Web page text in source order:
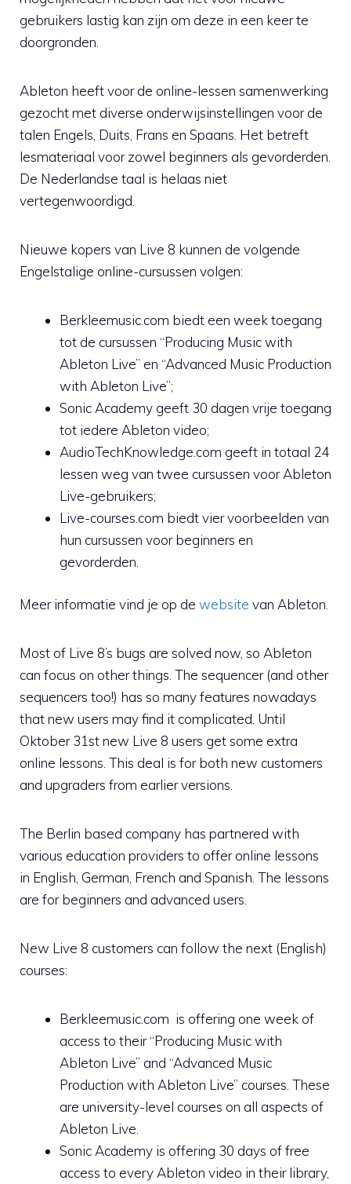
gebruikers lastig kan zijn om deze in een keer te
doorgronden.
Ableton heeft voor de online-lessen samenwerking
gezocht met diverse onderwijsinstellingen voor de
talen Engels, Duits, Frans en Spaans. Het betreft
lesmateriaal voor zowel beginners als gevorderden.
De Nederlandse taal is helaas niet
vertegenwoordigd.
Nieuwe kopers van Live 8 kunnen de volgende
Engelstalige online-cursussen volgen:
Berkleemusic.com biedt een week toegang
tot de cursussen “Producing Music with
Ableton Live” en “Advanced Music Production
with Ableton Live”;
Sonic Academy geeft 30 dagen vrije toegang
tot iedere Ableton video;
AudioTechKnowledge.com geeft in totaal 24
lessen weg van twee cursussen voor Ableton
Live-gebruikers;
Live-courses.com biedt vier voorbeelden van
hun cursussen voor beginners en
gevorderden.
Meer informatie vind je op de website van Ableton.
Most of Live 8’s bugs are solved now, so Ableton
can focus on other things. The sequencer (and other
sequencers too!) has so many features nowadays
that new users may find it complicated. Until
Oktober 31st new Live 8 users get some extra
online lessons. This deal is for both new customers
and upgraders from earlier versions.
The Berlin based company has partnered with
various education providers to offer online lessons
in English, German, French and Spanish. The lessons
are for beginners and advanced users.
New Live 8 customers can follow the next (English)
courses:
Berkleemusic.com is offering one week of
access to their “Producing Music with
Ableton Live” and “Advanced Music
Production with Ableton Live” courses. These
are university-level courses on all aspects of
Ableton Live.
Sonic Academy is offering 30 days of free
access to every Ableton video in their library,